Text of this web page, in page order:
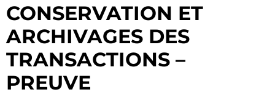
CONSERVATION ET
ARCHIVAGES DES
TRANSACTIONS –
PREUVE